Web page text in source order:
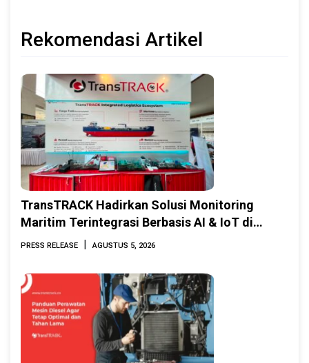
Rekomendasi Artikel
TransTRACK Hadirkan Solusi Monitoring
Maritim Terintegrasi Berbasis AI & IoT di
Indonesia Marine & Offshore Expo (IMOX)
PRESS RELEASE | AGUSTUS 5, 2026